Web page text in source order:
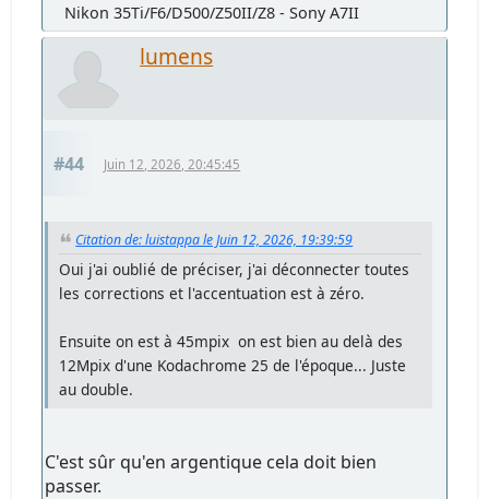
Nikon 35Ti/F6/D500/Z50II/Z8 - Sony A7II
lumens
#44 Juin 12, 2026, 20:45:45
Citation de: luistappa le Juin 12, 2026, 19:39:59
Oui j'ai oublié de préciser, j'ai déconnecter toutes
les corrections et l'accentuation est à zéro.
Ensuite on est à 45mpix on est bien au delà des
12Mpix d'une Kodachrome 25 de l'époque... Juste
au double.
C'est sûr qu'en argentique cela doit bien
passer.